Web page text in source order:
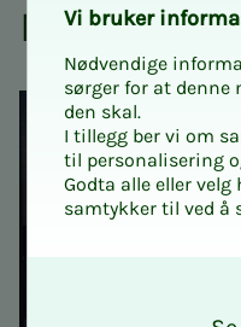
NITO In­­­tro 1
Vi bru­­­ker
Nødvendige
sørger for at denne
den skal.
I tillegg ber vi om
til personalisering
Godta alle eller
samtykker til ved å